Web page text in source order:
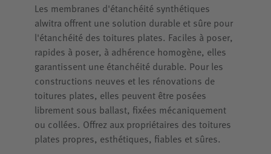
Les membranes d'étanchéité synthétiques
alwitra offrent une solution durable et sûre pour
l'étanchéité des toitures plates. Faciles à poser,
rapides à poser, à adhérence homogène, elles
garantissent une étanchéité durable. Pour les
constructions neuves et les rénovations de
toitures plates, elles peuvent être posées
librement sous ballast, fixées mécaniquement
ou collées. Offrez aux propriétaires des toitures
plates propres, esthétiques, fiables et sûres.